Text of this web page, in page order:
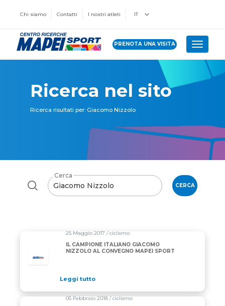
Chi siamo Contatti I nostri atleti IT
PRENOTA UNA VISITA Toggle
Ricerca nel sito
Ricerca risultati per: Giacomo Nizzolo
Cerca
CERCA
25 Maggio 2017 / ciclismo
IL CAMPIONE ITALIANO GIACOMO
NIZZOLO AL CONVEGNO MAPEI SPORT
Leggi tutto
05 Febbraio 2018 / ciclismo